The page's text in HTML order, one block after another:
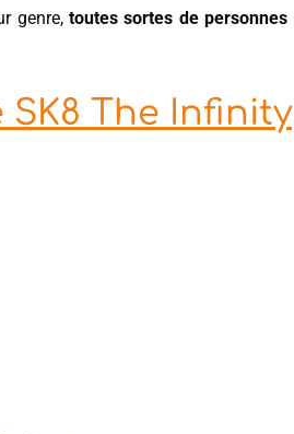
genre,toutes sortes de personnes
The Infinity